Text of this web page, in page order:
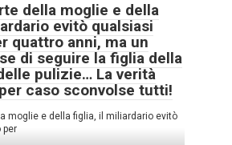
della moglie e della
evitò qualsiasi
quattro anni, ma un
di seguire la figlia della
pulizie… La verità
caso sconvolse tutti!
moglie e della figlia, il miliardario evitò
per